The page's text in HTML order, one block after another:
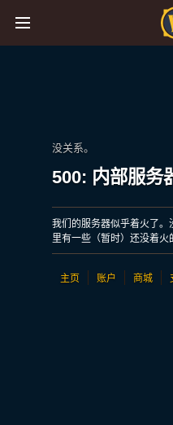
没关系。
500: 内部服务
我们的服务器似乎着火了
里有一些（暂时）还没着火
主页 账户 商城